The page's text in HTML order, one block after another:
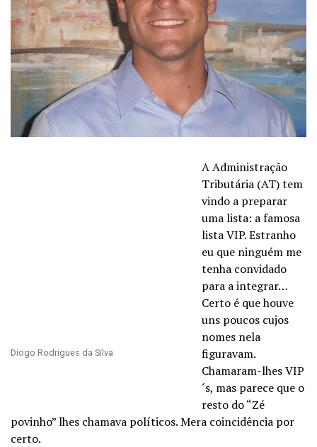
Diogo Rodrigues da Silva
A Administração
Tributária (AT) tem
vindo a preparar
uma lista: a famosa
lista VIP. Estranho
eu que ninguém me
tenha convidado
para a integrar…
Certo é que houve
uns poucos cujos
nomes nela
figuravam.
Chamaram-lhes VIP
´s, mas parece que o
resto do “Zé
povinho” lhes chamava políticos. Mera coincidência por
certo.